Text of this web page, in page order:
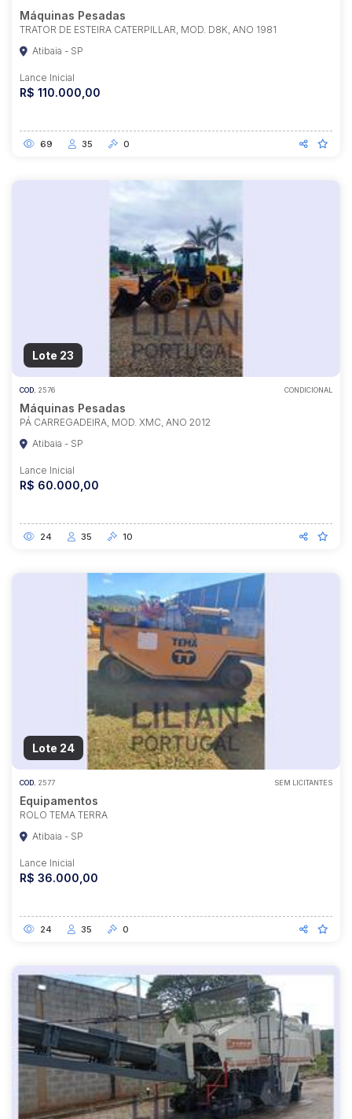
Máquinas Pesadas
TRATOR DE ESTEIRA CATERPILLAR, MOD. D8K, ANO 1981
Atibaia - SP
Lance Inicial
R$ 110.000,00
69 35 0
Lote 23
COD. 2576 CONDICIONAL
Máquinas Pesadas
PÁ CARREGADEIRA, MOD. XMC, ANO 2012
Atibaia - SP
Lance Inicial
R$ 60.000,00
24 35 10
Lote 24
COD. 2577 SEM LICITANTES
Equipamentos
ROLO TEMA TERRA
Atibaia - SP
Lance Inicial
R$ 36.000,00
24 35 0